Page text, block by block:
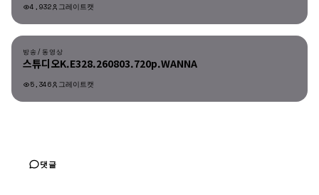
4,932 그레이트캣
방송/동영상
스튜디오K.E328.260803.720p.WANNA
5,346 그레이트캣
댓글